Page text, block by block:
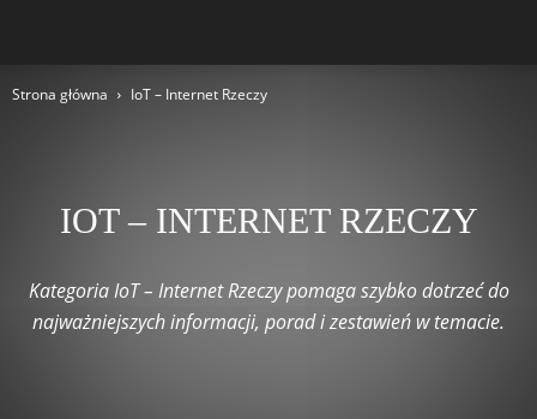
Strona główna IoT – Internet Rzeczy
IOT – INTERNET RZECZY
Kategoria IoT – Internet Rzeczy pomaga szybko dotrzeć do
najważniejszych informacji, porad i zestawień w temacie.